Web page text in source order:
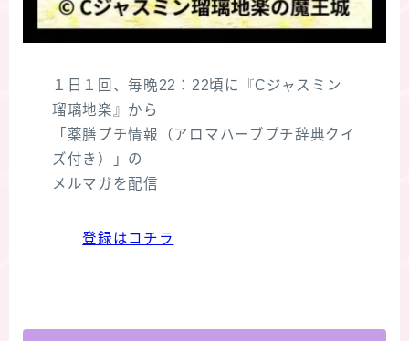
１日１回、毎晩22：22頃に『Cジャスミン
瑠璃地楽』から
「薬膳プチ情報（アロマハーブプチ辞典クイ
ズ付き）」の
メルマガを配信
登録はコチラ